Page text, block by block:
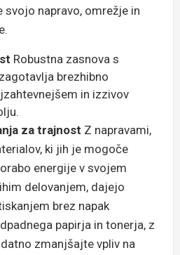
napravo, omrežje in
Robustna zasnova s
brezhibno
in izzivov
za trajnost Z napravami,
ki jih je mogoče
energije v svojem
delovanjem, dajejo
brez napak
papirja in tonerja, z
zmanjšajte vpliv na